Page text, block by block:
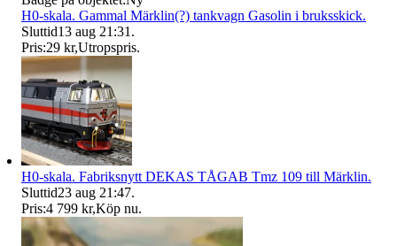
H0-skala. Gammal Märklin(?) tankvagn Gasolin i bruksskick.
Sluttid13 aug 21:31 .
Pris:29 kr,Utropspris.
H0-skala. Fabriksnytt DEKAS TÅGAB Tmz 109 till Märklin.
Sluttid23 aug 21:47.
Pris:4 799 kr,Köp nu.